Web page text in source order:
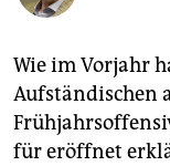
fragen & hilfe
unterstützen
abo
genossenschaft
Wie im Vorjahr
Aufständischen
für eröffnet